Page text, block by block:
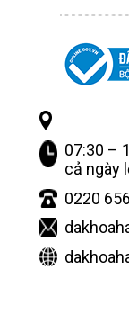
07:30 –
cả ngày
0220